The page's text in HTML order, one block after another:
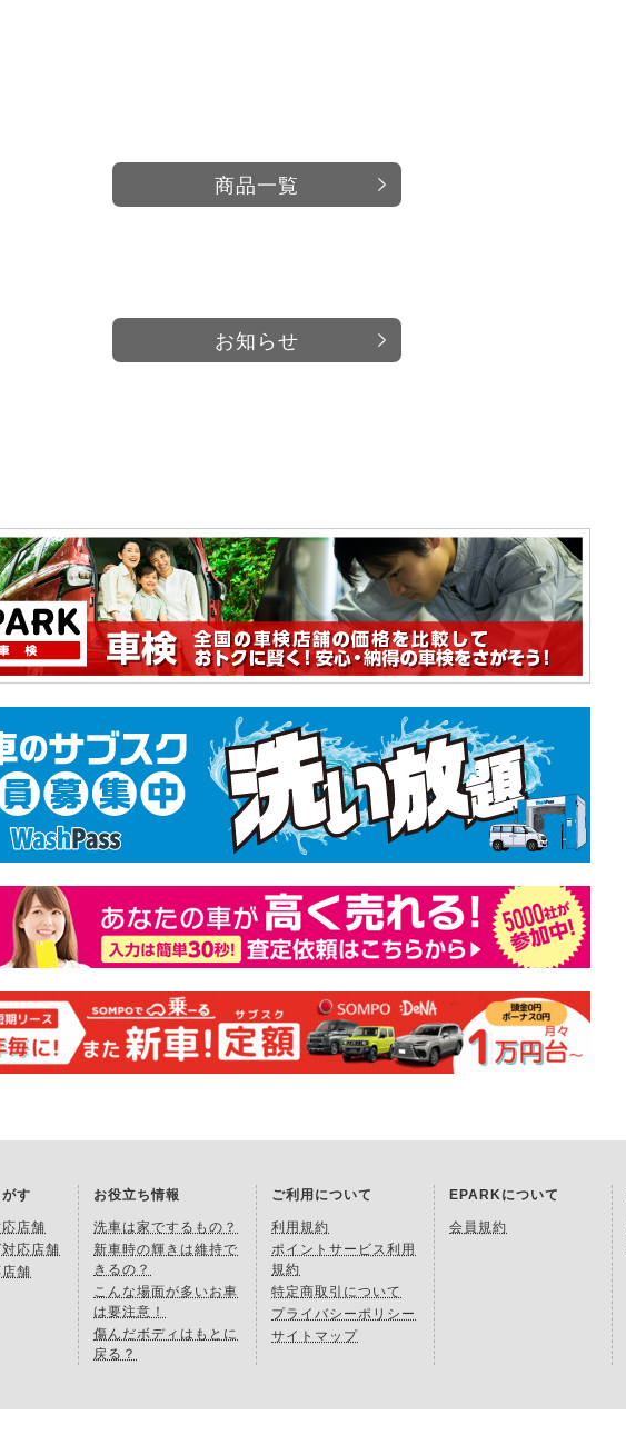
商品一覧
お知らせ
す
店舗
応店舗
舗
お役立ち情報
洗車は家でするもの？
新車時の輝きは維持で
きるの？
こんな場面が多いお車
は要注意！
傷んだボディはもとに
戻る？
ご利用について
利用規約
ポイントサービス利用
規約
特定商取引について
プライバシーポリシー
サイトマップ
EPARKについて
会員規約